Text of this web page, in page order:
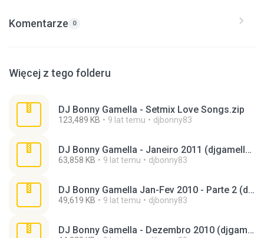
Komentarze 0
Więcej z tego folderu
DJ Bonny Gamella - Setmix Love Songs.zip
123,489 KB 9 lat temu djbonny83
DJ Bonny Gamella - Janeiro 2011 (djgamella.com).zip
63,858 KB 9 lat temu djbonny83
DJ Bonny Gamella Jan-Fev 2010 - Parte 2 (djgamella.com).rar
49,619 KB 9 lat temu djbonny83
DJ Bonny Gamella - Dezembro 2010 (djgamella.com).zip